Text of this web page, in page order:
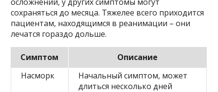
сохраняться до месяца. Тяжелее всего приходится
пациентам, находящимся в реанимации – они
лечатся гораздо дольше.
Симптом
Описание
Насморк
Начальный симптом, может
длиться несколько дней